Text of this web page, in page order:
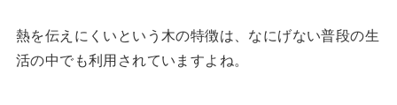
熱を伝えにくいという木の特徴は、なにげない普段の生
活の中でも利用されていますよね。